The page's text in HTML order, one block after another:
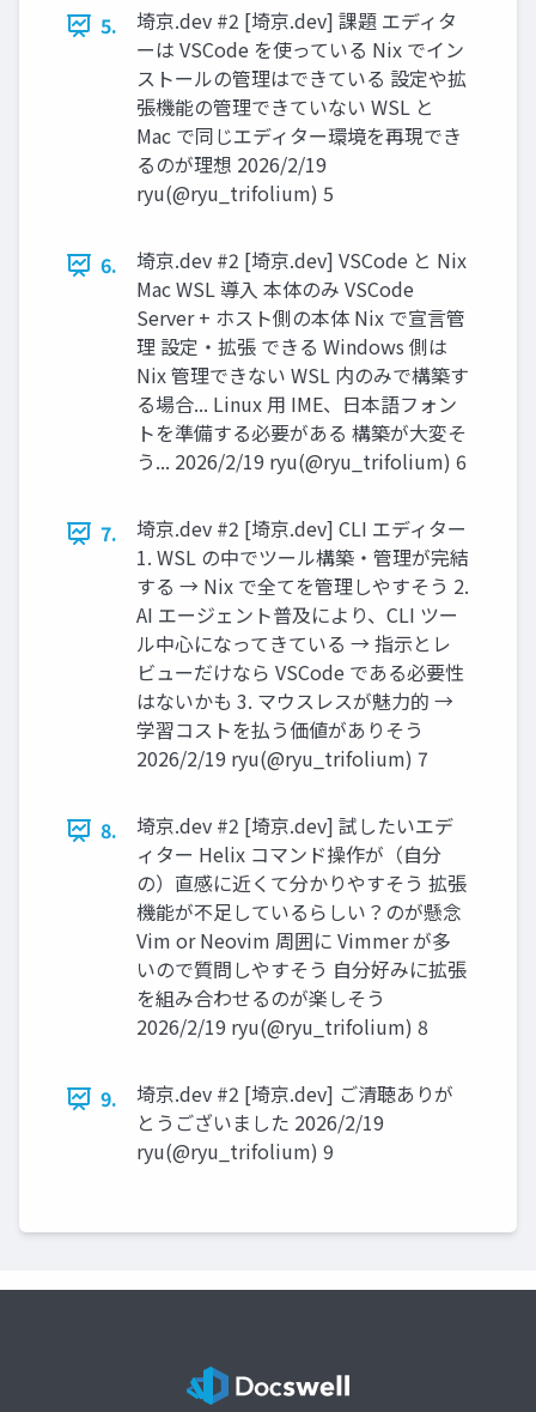
5.
埼京.dev #2 [埼京.dev] 課題 エディタ
ーは VSCode を使っている Nix でイン
ストールの管理はできている 設定や拡
張機能の管理できていない WSL と
Mac で同じエディター環境を再現でき
るのが理想 2026/2/19
ryu(@ryu_trifolium) 5
6.
埼京.dev #2 [埼京.dev] VSCode と Nix
Mac WSL 導入 本体のみ VSCode
Server + ホスト側の本体 Nix で宣言管
理 設定・拡張 できる Windows 側は
Nix 管理できない WSL 内のみで構築す
る場合... Linux 用 IME、日本語フォン
トを準備する必要がある 構築が大変そ
う... 2026/2/19 ryu(@ryu_trifolium) 6
7.
埼京.dev #2 [埼京.dev] CLI エディター
1. WSL の中でツール構築・管理が完結
する → Nix で全てを管理しやすそう 2.
AI エージェント普及により、CLI ツー
ル中心になってきている → 指示とレ
ビューだけなら VSCode である必要性
はないかも 3. マウスレスが魅力的 →
学習コストを払う価値がありそう
2026/2/19 ryu(@ryu_trifolium) 7
8.
埼京.dev #2 [埼京.dev] 試したいエデ
ィター Helix コマンド操作が（自分
の）直感に近くて分かりやすそう 拡張
機能が不足しているらしい？のが懸念
Vim or Neovim 周囲に Vimmer が多
いので質問しやすそう 自分好みに拡張
を組み合わせるのが楽しそう
2026/2/19 ryu(@ryu_trifolium) 8
9.
埼京.dev #2 [埼京.dev] ご清聴ありが
とうございました 2026/2/19
ryu(@ryu_trifolium) 9